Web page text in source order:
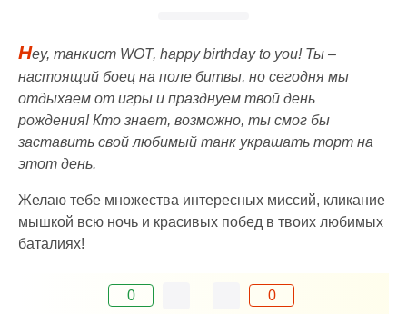
Hey, танкист WOT, happy birthday to you! Ты –
настоящий боец на поле битвы, но сегодня мы
отдыхаем от игры и празднуем твой день
рождения! Кто знает, возможно, ты смог бы
заставить свой любимый танк украшать торт на
этот день.
Желаю тебе множества интересных миссий, кликание
мышкой всю ночь и красивых побед в твоих любимых
баталиях!
0 0